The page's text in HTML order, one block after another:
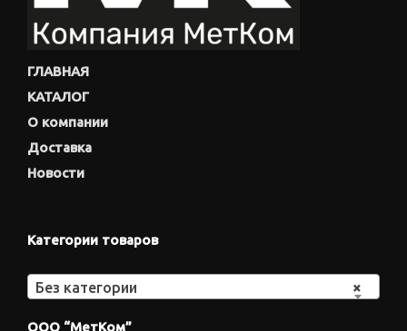
ГЛАВНАЯ
КАТАЛОГ
О компании
Доставка
Новости
Категории товаров
×
Без категории
ООО “МетКом”